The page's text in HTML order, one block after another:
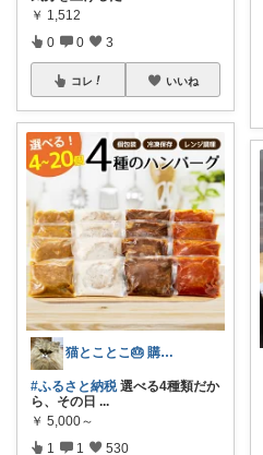
￥ 1,512
0 0 3
コレ いいね
猫とことこ🎂 購入ありがとうございます
#ふるさと納税選べる4種類だか
ら、その日 ...
￥ 5,000～
1 1 530